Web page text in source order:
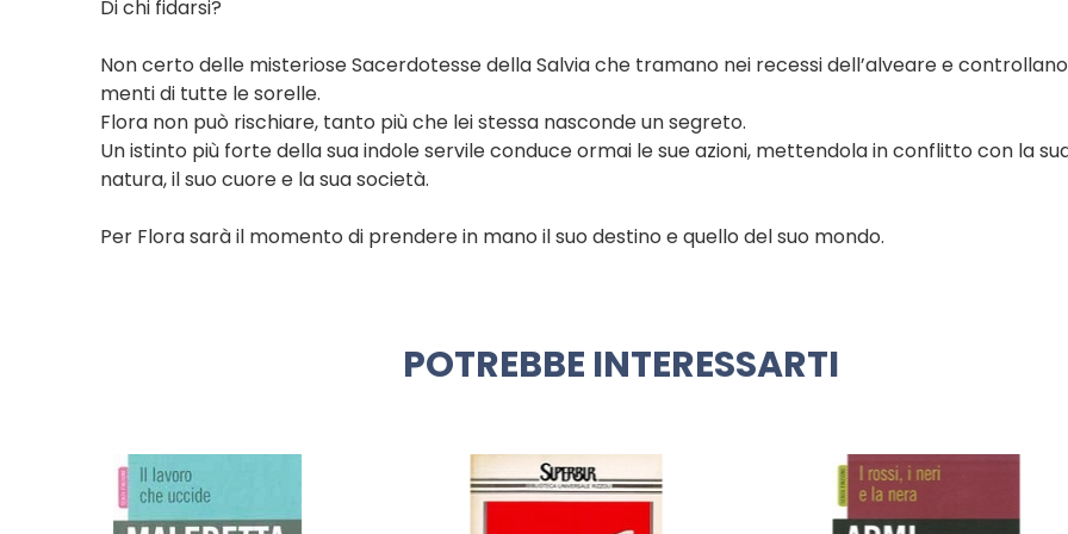
Di chi fidarsi?
Non certo delle misteriose Sacerdotesse della Salvia che tramano nei recessi dell’alveare e
menti di tutte le sorelle.
Flora non può rischiare, tanto più che lei stessa nasconde un segreto.
Un istinto più forte della sua indole servile conduce ormai le sue azioni, mettendola in conflitto con la
natura, il suo cuore e la sua società.
Per Flora sarà il momento di prendere in mano il suo destino e quello del suo mondo.
POTREBBE INTERESSARTI